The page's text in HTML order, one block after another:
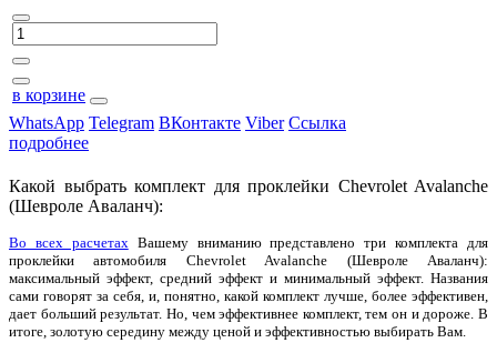
в корзине
WhatsApp Telegram ВКонтакте Viber Ссылка
подробнее
Какой выбрать комплект для проклейки Chevrolet Avalanche
(Шевроле Аваланч):
Во всех расчетах Вашему вниманию представлено три комплекта для
проклейки автомобиля Chevrolet Avalanche (Шевроле Аваланч):
максимальный эффект, средний эффект и минимальный эффект. Названия
сами говорят за себя, и, понятно, какой комплект лучше, более эффективен,
дает больший результат. Но, чем эффективнее комплект, тем он и дороже. В
итоге, золотую середину между ценой и эффективностью выбирать Вам.